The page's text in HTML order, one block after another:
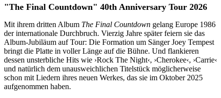
"The Final Countdown" 40th Anniversary Tour 2026
Mit ihrem dritten Album The Final Countdown gelang Europe 1986
der internationale Durchbruch. Vierzig Jahre später feiern sie das
Album-Jubiläum auf Tour: Die Formation um Sänger Joey Tempest
bringt die Platte in voller Länge auf die Bühne. Und flankieren
dessen unsterbliche Hits wie ›Rock The Night‹, ›Cherokee‹, ›Carrie‹
und natürlich dem unausweichlichen Titelstück möglicherweise
schon mit Liedern ihres neuen Werkes, das sie im Oktober 2025
aufgenommen haben.